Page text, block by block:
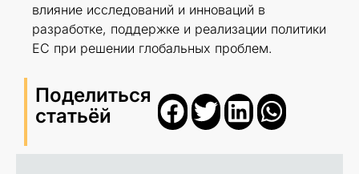
влияние исследований и инноваций в
разработке, поддержке и реализации политики
ЕС при решении глобальных проблем.
Поделиться
статьёй